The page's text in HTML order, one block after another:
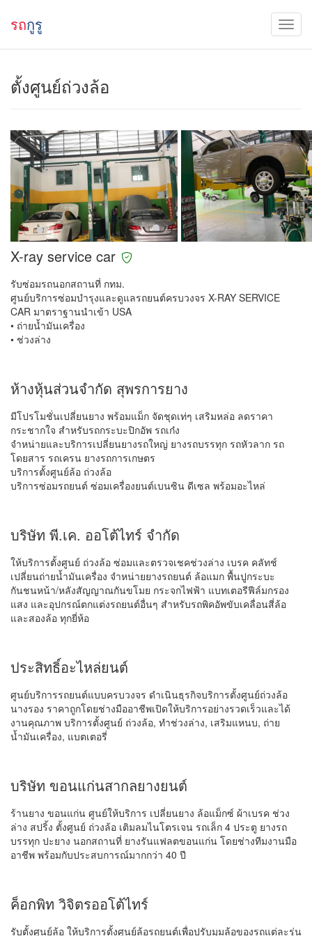
รถกูรู
ตั้งศูนย์ถ่วงล้อ
X-ray service car
รับซ่อมรถนอกสถานที่ กทม.
ศูนย์บริการซ่อมบำรุงและดูแลรถยนต์ครบวงจร X-RAY SERVICE
CAR มาตราฐานนำเข้า USA
• ถ่ายน้ำมันเครื่อง
• ช่วงล่าง
ห้างหุ้นส่วนจำกัด สุพรการยาง
มีโปรโมชั่นเปลี่ยนยาง พร้อมแม็ก จัดชุดเท่ๆ เสริมหล่อ ลดราคา
กระชากใจ สำหรับรถกระบะปิกอัพ รถเก๋ง
จำหน่ายและบริการเปลี่ยนยางรถใหญ่ ยางรถบรรทุก รถหัวลาก รถ
โดยสาร รถเครน ยางรถการเกษตร
บริการตั้งศูนย์ล้อ ถ่วงล้อ
บริการซ่อมรถยนต์ ซ่อมเครื่องยนต์เบนซิน ดีเซล พร้อมอะไหล่
บริษัท พี.เค. ออโต้ไทร์ จำกัด
ให้บริการตั้งศูนย์ ถ่วงล้อ ซ่อมและตรวจเชคช่วงล่าง เบรค คลัทช์
เปลี่ยนถ่ายน้ำมันเครื่อง จำหน่ายยางรถยนต์ ล้อแมก พื้นปูกระบะ
กันชนหน้า/หลังสัญญาณกันขโมย กระจกไฟฟ้า แบทเตอรีฟีล์มกรอง
แสง และอุปกรณ์ตกแต่งรถยนต์อื่นๆ สำหรับรถพิคอัพขับเคลื่อนสี่ล้อ
และสองล้อ ทุกยี่ห้อ
ประสิทธิ์อะไหล่ยนต์
ศูนย์บริการรถยนต์แบบครบวงจร ดำเนินธุรกิจบริการตั้งศูนย์ถ่วงล้อ
นางรอง ราคาถูกโดยช่างมืออาชีพเปิดให้บริการอย่างรวดเร็วและได้
งานคุณภาพ บริการตั้งศูนย์ ถ่วงล้อ, ทำช่วงล่าง, เสริมแหนบ, ถ่าย
น้ำมันเครื่อง, แบตเตอรี่
บริษัท ขอนแก่นสากลยางยนต์
ร้านยาง ขอนแก่น ศูนย์ให้บริการ เปลี่ยนยาง ล้อแม็กซ์ ผ้าเบรค ช่วง
ล่าง สปริ้ง ตั้งศูนย์ ถ่วงล้อ เติมลมไนโตรเจน รถเล็ก 4 ประตู ยางรถ
บรรทุก ปะยาง นอกสถานที่ ยางรันแฟลตขอนแก่น โดยช่างทีมงานมือ
อาชีพ พร้อมกับประสบการณ์มากกว่า 40 ปี
ค็อกพิท วิจิตรออโต้ไทร์
รับตั้งศูนย์ล้อ ให้บริการตั้งศูนย์ล้อรถยนต์เพื่อปรับมุมล้อของรถแต่ละรุ่น